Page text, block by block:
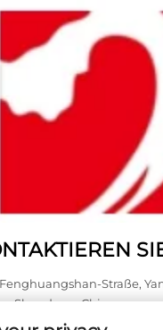
Fenghuangshan-Straße,
Shandong, China.